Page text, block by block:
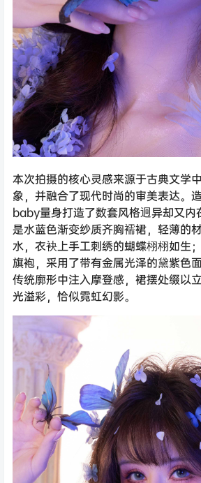
本次拍摄的核心灵感来源于古典文学
象，并融合了现代时尚的审美表达。
baby量身打造了数套风格迥异却又内
是水蓝色渐变纱质齐胸襦裙，轻薄的
水，衣袂上手工刺绣的蝴蝶栩栩如生
旗袍，采用了带有金属光泽的黛紫色
传统廓形中注入摩登感，裙摆处缀以
光溢彩，恰似霓虹幻影。